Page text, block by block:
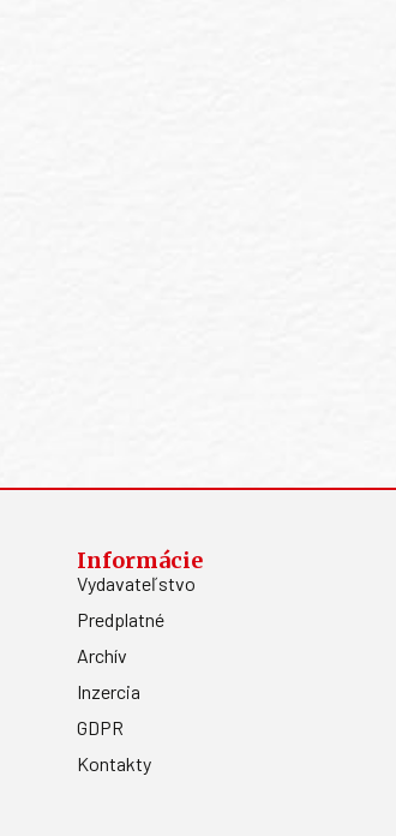
Informácie
Vydavateľstvo
Predplatné
Archív
Inzercia
GDPR
Kontakty